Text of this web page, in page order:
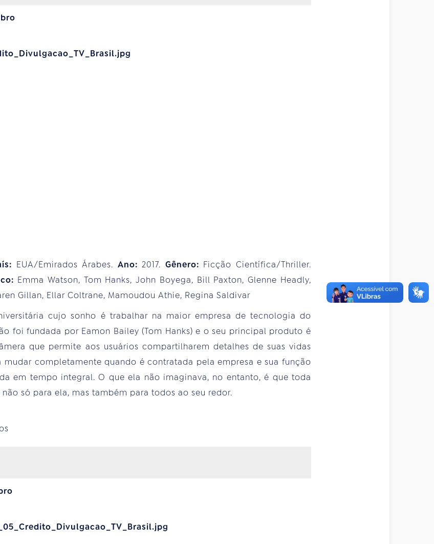
EUA/Emirados Árabes. Ano: 2017. Gênero: Ficção Científica/Thriller.
Emma Watson, Tom Hanks, John Boyega, Bill Paxton, Glenne Headly,
Gillan, Ellar Coltrane, Mamoudou Athie, Regina Saldivar
cujo sonho é trabalhar na maior empresa de tecnologia do
foi fundada por Eamon Bailey (Tom Hanks) e o seu principal produto é
que permite aos usuários compartilharem detalhes de suas vidas
mudar completamente quando é contratada pela empresa e sua função
em tempo integral. O que ela não imaginava, no entanto, é que toda
só para ela, mas também para todos ao seu redor.